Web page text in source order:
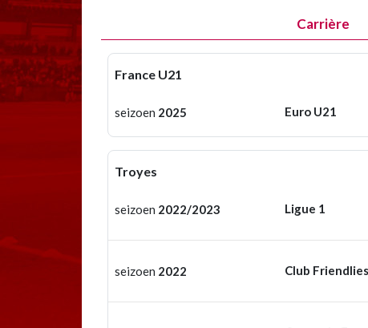
Carrière
France U21
seizoen 2025 Euro U21
Troyes
seizoen 2022/2023 Ligue 1
seizoen 2022 Club